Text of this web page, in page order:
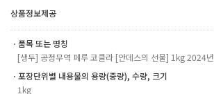
상품정보제공
ㆍ품목 또는 명칭
[생두] 공정무역 페루 코클라 [안데스의 선물] 1kg 2024년
ㆍ포장단위별 내용물의 용량(중량), 수량, 크기
1kg